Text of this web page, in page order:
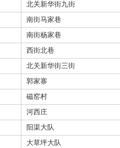
北关新华街九街
南街马家巷
南街杨家巷
西街北巷
北关新华街三街
郭家寨
磁窑村
河西庄
阳渠大队
大草坪大队